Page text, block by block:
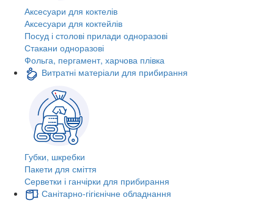
Аксесуари для коктелів
Аксесуари для коктейлів
Посуд і столові прилади одноразові
Стакани одноразові
Фольга, пергамент, харчова плівка
Витратні матеріали для прибирання
Губки, шкребки
Пакети для сміття
Серветки і ганчірки для прибирання
Санітарно-гігієнічне обладнання